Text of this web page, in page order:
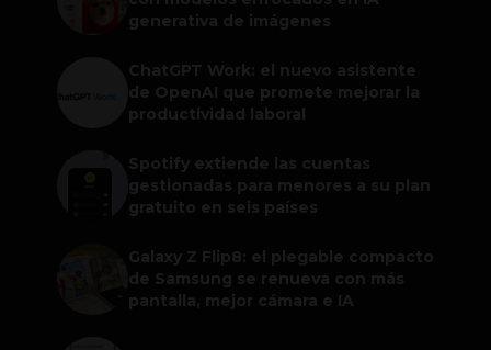
generativa de imágenes
ChatGPT Work: el nuevo asistente
de OpenAI que promete mejorar la
productividad laboral
Spotify extiende las cuentas
gestionadas para menores a su plan
gratuito en seis países
Galaxy Z Flip8: el plegable compacto
de Samsung se renueva con más
pantalla, mejor cámara e IA